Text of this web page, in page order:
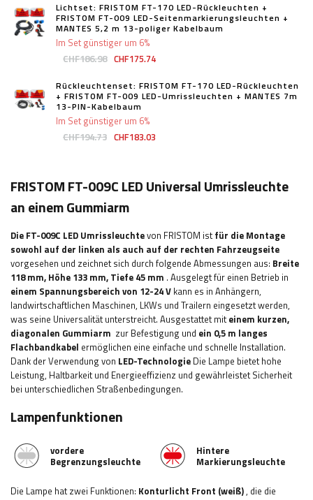
Lichtset: FRISTOM FT-170 LED-Rückleuchten +
FRISTOM FT-009 LED-Seitenmarkierungsleuchten +
MANTES 5,2 m 13-poliger Kabelbaum
CHF186.98 CHF175.74
Im Set günstiger um 6%
Rückleuchtenset: FRISTOM FT-170 LED-Rückleuchten
+ FRISTOM FT-009 LED-Umrissleuchten + MANTES 7m
13-PIN-Kabelbaum
CHF194.73 CHF183.03
Im Set günstiger um 6%
FRISTOM FT-009C LED Universal Umrissleuchte
an einem Gummiarm
Die FT-009C LED Umrissleuchtevon FRISTOM istfür die Montage
sowohl auf der linken als auch auf der rechten Fahrzeugseite
vorgesehen und zeichnet sich durch folgende Abmessungen aus: Breite
118 mm, Höhe 133 mm, Tiefe 45 mm . Ausgelegt für einen Betrieb in
einem Spannungsbereich von 12-24 V kann es in Anhängern,
landwirtschaftlichen Maschinen, LKWs und Trailern eingesetzt werden,
was seine Universalität unterstreicht. Ausgestattet miteinem kurzen,
diagonalen Gummiarm zur Befestigung und ein 0,5 m langes
Flachbandkabel ermöglichen eine einfache und schnelle Installation.
Dank der Verwendung von LED-Technologie Die Lampe bietet hohe
Leistung, Haltbarkeit und Energieeffizienz und gewährleistet Sicherheit
bei unterschiedlichen Straßenbedingungen.
Lampenfunktionen
vordere
Begrenzungsleuchte
Hintere
Markierungsleuchte
Die Lampe hat zwei Funktionen: Konturlicht Front (weiß), die die